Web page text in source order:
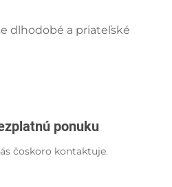
dlhodobé a priateľské
ponuku
čoskoro kontaktuje.